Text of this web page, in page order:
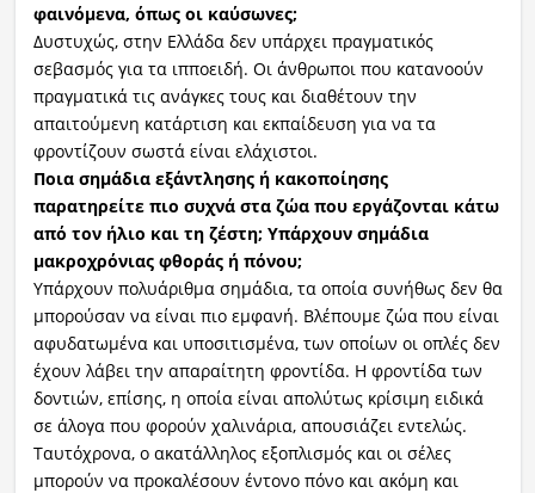
φαινόμενα, όπως οι καύσωνες;
Δυστυχώς, στην Ελλάδα δεν υπάρχει πραγματικός
σεβασμός για τα ιπποειδή. Οι άνθρωποι που κατανοούν
πραγματικά τις ανάγκες τους και διαθέτουν την
απαιτούμενη κατάρτιση και εκπαίδευση για να τα
φροντίζουν σωστά είναι ελάχιστοι.
Ποια σημάδια εξάντλησης ή κακοποίησης
παρατηρείτε πιο συχνά στα ζώα που εργάζονται κάτω
από τον ήλιο και τη ζέστη; Υπάρχουν σημάδια
μακροχρόνιας φθοράς ή πόνου;
Υπάρχουν πολυάριθμα σημάδια, τα οποία συνήθως δεν θα
μπορούσαν να είναι πιο εμφανή. Βλέπουμε ζώα που είναι
αφυδατωμένα και υποσιτισμένα, των οποίων οι οπλές δεν
έχουν λάβει την απαραίτητη φροντίδα. Η φροντίδα των
δοντιών, επίσης, η οποία είναι απολύτως κρίσιμη ειδικά
σε άλογα που φορούν χαλινάρια, απουσιάζει εντελώς.
Ταυτόχρονα, ο ακατάλληλος εξοπλισμός και οι σέλες
μπορούν να προκαλέσουν έντονο πόνο και ακόμη και